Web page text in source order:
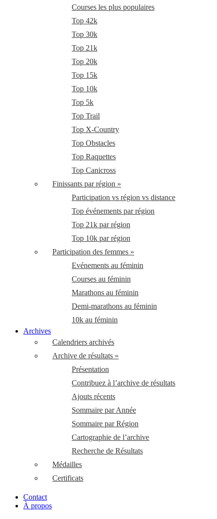
Courses les plus populaires
Top 42k
Top 30k
Top 21k
Top 20k
Top 15k
Top 10k
Top 5k
Top Trail
Top X-Country
Top Obstacles
Top Raquettes
Top Canicross
Finissants par région »
Participation vs région vs distance
Top événements par région
Top 21k par région
Top 10k par région
Participation des femmes »
Evénements au féminin
Courses au féminin
Marathons au féminin
Demi-marathons au féminin
10k au féminin
Archives
Calendriers archivés
Archive de résultats »
Présentation
Contribuez à l’archive de résultats
Ajouts récents
Sommaire par Année
Sommaire par Région
Cartographie de l’archive
Recherche de Résultats
Médailles
Certificats
Contact
À propos